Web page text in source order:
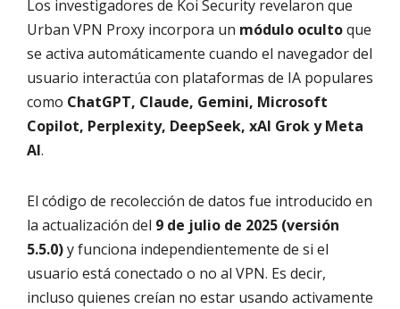
Los investigadores de Koi Security revelaron que
Urban VPN Proxy incorpora un módulo ocultoque
se activa automáticamente cuando el navegador del
usuario interactúa con plataformas de IA populares
como ChatGPT, Claude, Gemini, Microsoft
Copilot, Perplexity, DeepSeek, xAI Grok y Meta
AI.
El código de recolección de datos fue introducido en
la actualización del 9 de julio de 2025 (versión
5.5.0)y funciona independientemente de si el
usuario está conectado o no al VPN. Es decir,
incluso quienes creían no estar usando activamente